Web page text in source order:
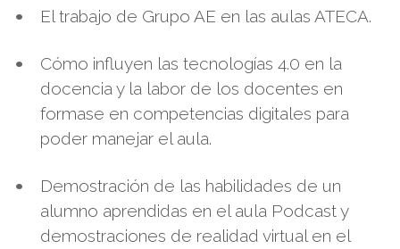
El trabajo de Grupo AE en las aulas ATECA.
Cómo influyen las tecnologías 4.0 en la
docencia y la labor de los docentes en
formase en competencias digitales para
poder manejar el aula.
Demostración de las habilidades de un
alumno aprendidas en el aula Podcast y
demostraciones de realidad virtual en el